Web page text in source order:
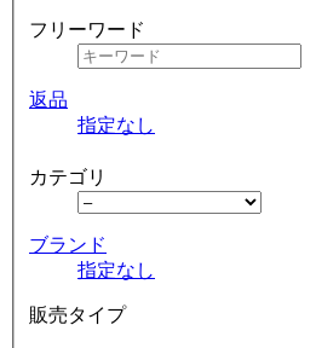
フリーワード
返品
指定なし
カテゴリ
ブランド
指定なし
販売タイプ